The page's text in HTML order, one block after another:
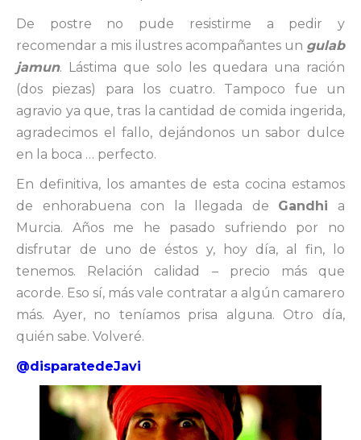
De postre no pude resistirme a pedir y
recomendar a mis ilustres acompañantes un gulab
jamun. Lástima que solo les quedara una ración
(dos piezas) para los cuatro. Tampoco fue un
agravio ya que, tras la cantidad de comida ingerida,
agradecimos el fallo, dejándonos un sabor dulce
en la boca … perfecto.
En definitiva, los amantes de esta cocina estamos
de enhorabuena con la llegada de Gandhi a
Murcia. Años me he pasado sufriendo por no
disfrutar de uno de éstos y, hoy día, al fin, lo
tenemos. Relación calidad – precio más que
acorde. Eso sí, más vale contratar a algún camarero
más. Ayer, no teníamos prisa alguna. Otro día,
quién sabe. Volveré.
@disparatedeJavi